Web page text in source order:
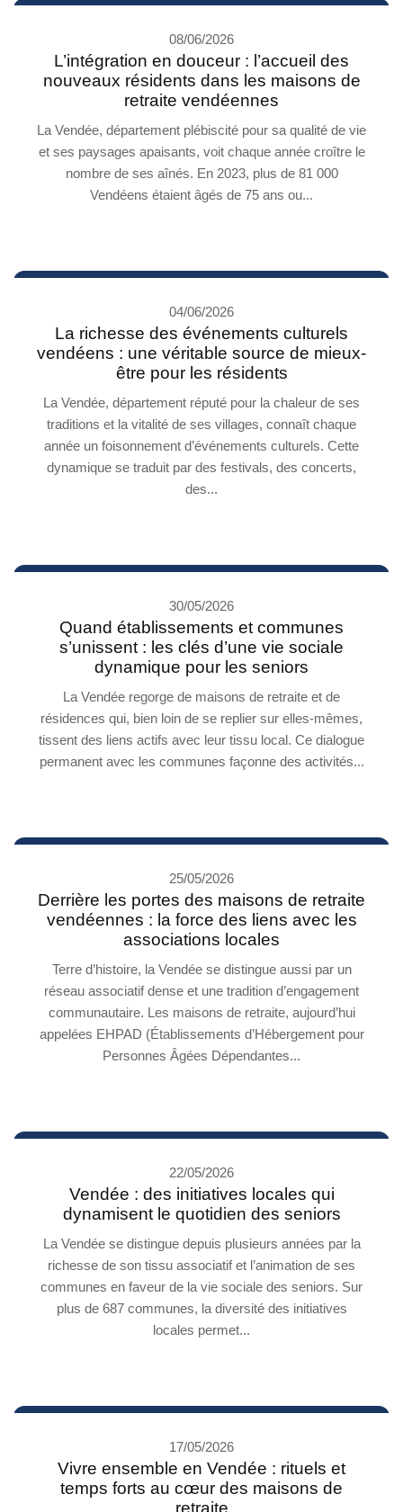
08/06/2026
L’intégration en douceur : l’accueil des
nouveaux résidents dans les maisons de
retraite vendéennes
La Vendée, département plébiscité pour sa qualité de vie
et ses paysages apaisants, voit chaque année croître le
nombre de ses aînés. En 2023, plus de 81 000
Vendéens étaient âgés de 75 ans ou...
04/06/2026
La richesse des événements culturels
vendéens : une véritable source de mieux-
être pour les résidents
La Vendée, département réputé pour la chaleur de ses
traditions et la vitalité de ses villages, connaît chaque
année un foisonnement d’événements culturels. Cette
dynamique se traduit par des festivals, des concerts,
des...
30/05/2026
Quand établissements et communes
s’unissent : les clés d’une vie sociale
dynamique pour les seniors
La Vendée regorge de maisons de retraite et de
résidences qui, bien loin de se replier sur elles-mêmes,
tissent des liens actifs avec leur tissu local. Ce dialogue
permanent avec les communes façonne des activités...
25/05/2026
Derrière les portes des maisons de retraite
vendéennes : la force des liens avec les
associations locales
Terre d’histoire, la Vendée se distingue aussi par un
réseau associatif dense et une tradition d’engagement
communautaire. Les maisons de retraite, aujourd’hui
appelées EHPAD (Établissements d’Hébergement pour
Personnes Âgées Dépendantes...
22/05/2026
Vendée : des initiatives locales qui
dynamisent le quotidien des seniors
La Vendée se distingue depuis plusieurs années par la
richesse de son tissu associatif et l’animation de ses
communes en faveur de la vie sociale des seniors. Sur
plus de 687 communes, la diversité des initiatives
locales permet...
17/05/2026
Vivre ensemble en Vendée : rituels et
temps forts au cœur des maisons de
retraite